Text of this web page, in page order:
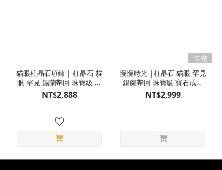
貓眼柱晶石項鍊 | 柱晶石 貓
眼 罕見 鍚蘭帶回 珠寶級 寶
石項鍊 925純銀 S25AR30-
001
NT$2,888
售完
慢慢時光 |柱晶石 貓眼 罕見
鍚蘭帶回 珠寶級 寶石戒指
925純銀 活圍 3AT09-45
NT$2,999